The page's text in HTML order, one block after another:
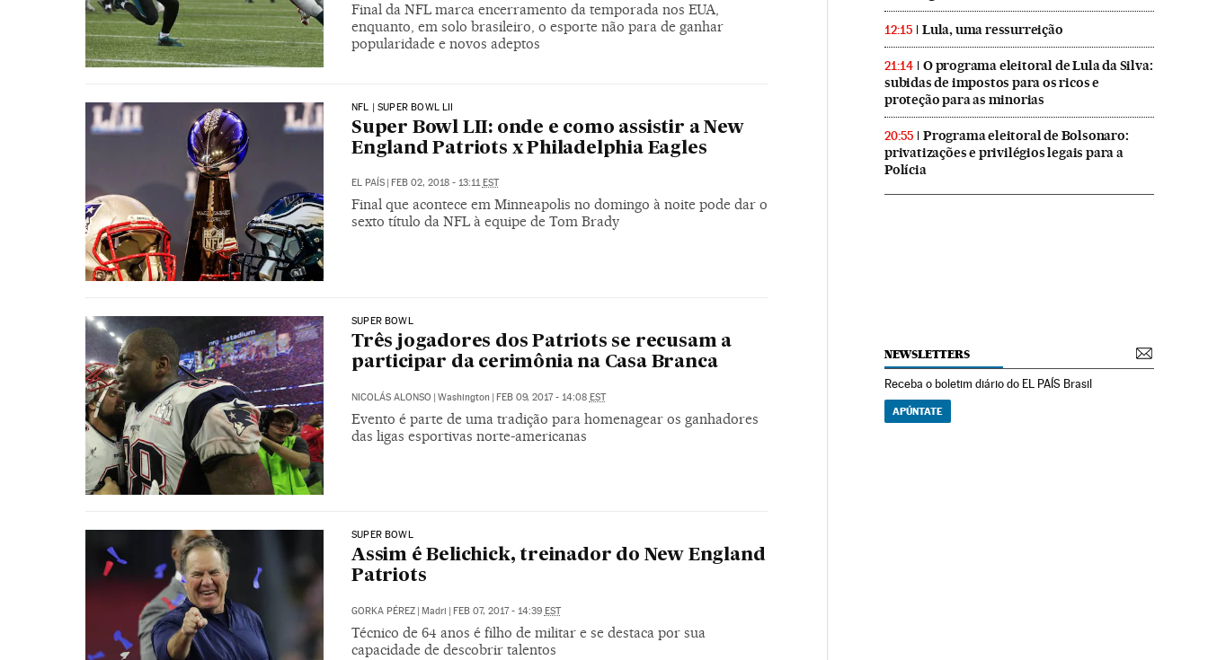
Final da NFL marca encerramento da temporada nos EUA,
enquanto, em solo brasileiro, o esporte não para de ganhar
popularidade e novos adeptos
NFL | SUPER BOWL LII
Super Bowl LII: onde e como assistir a New
England Patriots x Philadelphia Eagles
EL PAÍS FEB 02, 2018 - 13:11 EST
Final que acontece em Minneapolis no domingo à noite pode dar o
sexto título da NFL à equipe de Tom Brady
SUPER BOWL
Três jogadores dos Patriots se recusam a
participar da cerimônia na Casa Branca
NICOLÁS ALONSO | Washington | FEB 09, 2017 - 14:08 EST
Evento é parte de uma tradição para homenagear os ganhadores
das ligas esportivas norte-americanas
SUPER BOWL
Assim é Belichick, treinador do New England
Patriots
GORKA PÉREZ Madri FEB 07, 2017 - 14:39 EST
Técnico de 64 anos é filho de militar e se destaca por sua
capacidade de descobrir talentos
12:15 Lula, uma ressurreição
21:14
O programa eleitoral de Lula da Silva:
subidas de impostos para os ricos e
proteção para as minorias
20:55
Programa eleitoral de Bolsonaro:
privatizações e privilégios legais para a
Polícia
NEWSLETTERS
Receba o boletim diário do EL PAÍS Brasil
APÚNTATE